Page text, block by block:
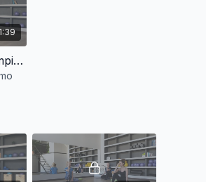
Atpalaiduojanti tempimo mankšta